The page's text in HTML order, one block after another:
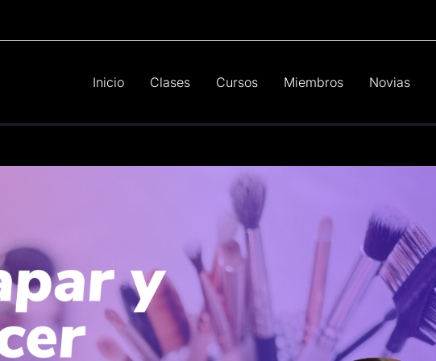
Inicio Clases Cursos Miembros Novias